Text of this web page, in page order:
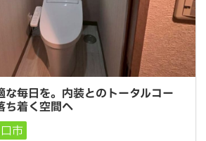
毎日を。内装とのトータルコーディネ
間へ
な毎日を。内装とのトータルコー
ち着く空間へ
市